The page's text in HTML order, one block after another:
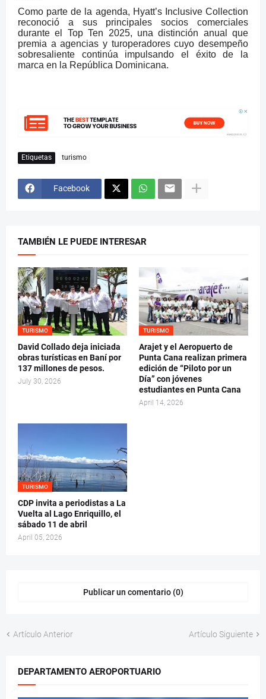
Como parte de la agenda, Hyatt’s Inclusive Collection
reconoció a sus principales socios comerciales
durante el Top Ten 2025, una distinción anual que
premia a agencias y turoperadores cuyo desempeño
sobresaliente continúa impulsando el éxito de la
marca en la República Dominicana.
Etiquetas turismo
Facebook
TAMBIÉN LE PUEDE INTERESAR
TURISMO
David Collado deja iniciada
obras turísticas en Baní por
137 millones de pesos.
July 30, 2026
TURISMO
Arajet y el Aeropuerto de
Punta Cana realizan primera
edición de “Piloto por un
Día” con jóvenes
estudiantes en Punta Cana
April 14, 2026
TURISMO
CDP invita a periodistas a La
Vuelta al Lago Enriquillo, el
sábado 11 de abril
April 05, 2026
Publicar un comentario (0)
Artículo Anterior Artículo Siguiente
DEPARTAMENTO AEROPORTUARIO